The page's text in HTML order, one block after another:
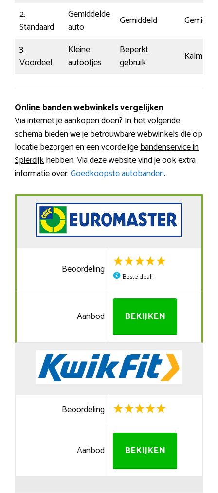
2.
Standaard
Gemiddelde
auto
Gemiddeld
3.
Voordeel
Kleine
autootjes
Beperkt
gebruik
Kalm
Online banden webwinkels vergelijken
Via internet je aankopen doen? In het volgende
schema bieden we je betrouwbare webwinkels die op
locatie bezorgen en een voordeligebandenservice in
Spierdijkhebben. Via deze website vind je ook extra
informatie over:Goedkoopste autobanden.
Beoordeling
Beste deal!
Aanbod BEKIJKEN
Beoordeling
Aanbod BEKIJKEN